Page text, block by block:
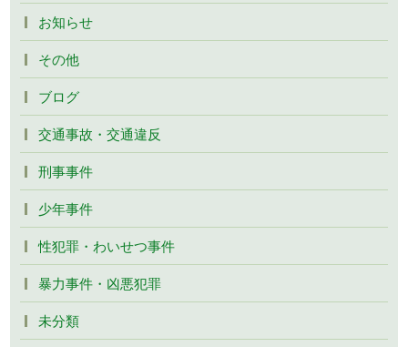
お知らせ
その他
ブログ
交通事故・交通違反
刑事事件
少年事件
性犯罪・わいせつ事件
暴力事件・凶悪犯罪
未分類